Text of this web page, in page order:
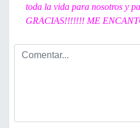
toda la vida para nosotros y
GRACIAS!!!!!!! ME